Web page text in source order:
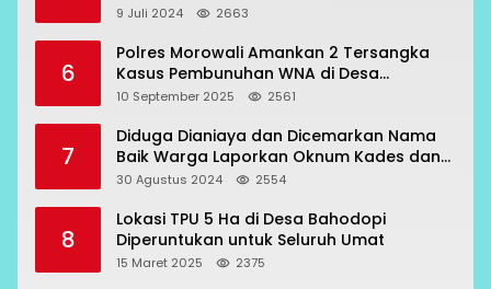
9 Juli 2024 2663
6
Polres Morowali Amankan 2 Tersangka
Kasus Pembunuhan WNA di Desa
Topogaro
10 September 2025 2561
7
Diduga Dianiaya dan Dicemarkan Nama
Baik Warga Laporkan Oknum Kades dan
Oknum Polisi
30 Agustus 2024 2554
8
Lokasi TPU 5 Ha di Desa Bahodopi
Diperuntukan untuk Seluruh Umat
15 Maret 2025 2375